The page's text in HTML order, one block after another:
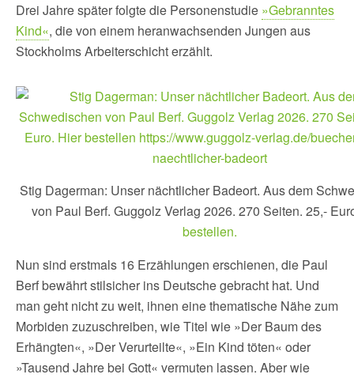
Drei Jahre später folgte die Personenstudie »Gebranntes
Kind«, die von einem heranwachsenden Jungen aus
Stockholms Arbeiterschicht erzählt.
Stig Dagerman: Unser nächtlicher Badeort. Aus dem
von Paul Berf. Guggolz Verlag 2026. 270 Seiten. 25,-
bestellen.
Nun sind erstmals 16 Erzählungen erschienen, die Paul
Berf bewährt stilsicher ins Deutsche gebracht hat. Und
man geht nicht zu weit, ihnen eine thematische Nähe zum
Morbiden zuzuschreiben, wie Titel wie »Der Baum des
Erhängten«, »Der Verurteilte«, »Ein Kind töten« oder
»Tausend Jahre bei Gott« vermuten lassen. Aber wie